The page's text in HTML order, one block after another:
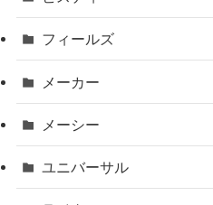
フィールズ
メーカー
メーシー
ユニバーサル